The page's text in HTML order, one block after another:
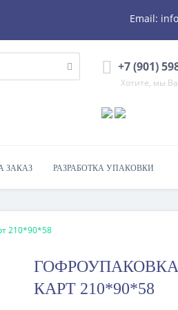
Email:
+7 (901)
Хотите, мы
ЗАКАЗ РАЗРАБОТКА УПАКОВКИ
210*90*58
КАРТ 210*90*58